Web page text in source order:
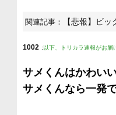
関連記事： 【悲報】ビ
1002 : 以下、トリカラ速報がお届
サメくんはかわい
サメくんなら一発